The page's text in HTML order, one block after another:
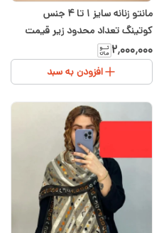
مانتو زنانه سایز ۱ تا ۴ جنس
کوتینگ تعداد محدود زیر قیمت
خرید
۲٬۰۰۰٬۰۰۰
افزودن به سبد